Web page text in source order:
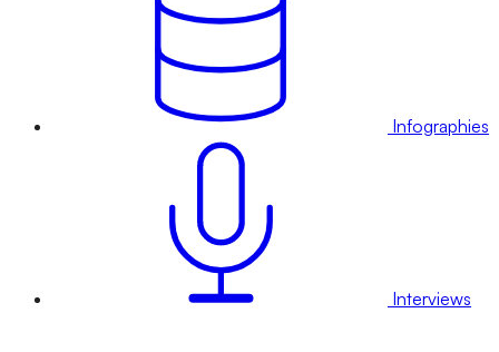
Infographies
Interviews